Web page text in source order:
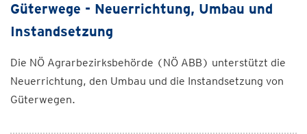
Güterwege - Neuerrichtung, Umbau und
Instandsetzung
Die NÖ Agrarbezirksbehörde (NÖ ABB) unterstützt die
Neuerrichtung, den Umbau und die Instandsetzung von
Güterwegen.